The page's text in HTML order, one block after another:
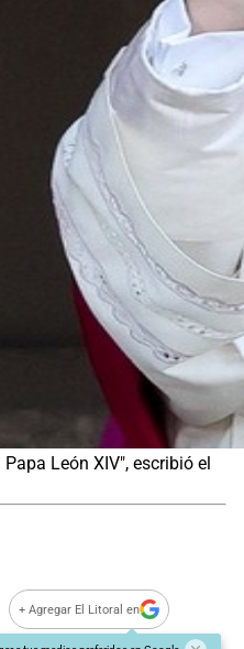
León XIV", escribió el
+ Agregar El Litoral en